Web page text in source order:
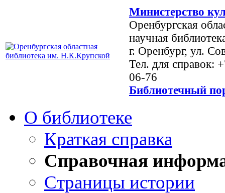
Министерство
Оренбургская
научная
г. Оренбург, ул.
Тел. для справок:
06-76
Библиотечный
О библиотеке
Краткая справка
Справочная
Страницы истории